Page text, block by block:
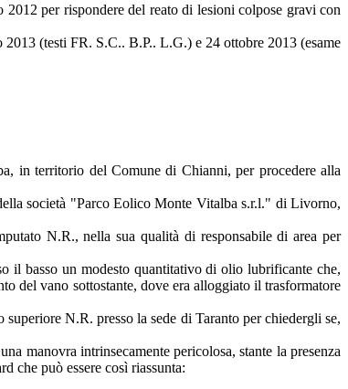
per rispondere del reato di lesioni colpose gravi con
(testi FR. S.C.. B.P.. L.G.) e 24 ottobre 2013 (esame
in territorio del Comune di Chianni, per procedere alla
società "Parco Eolico Monte Vitalba s.r.l." di Livorno,
N.R., nella sua qualità di responsabile di area per
il basso un modesto quantitativo di olio lubrificante che,
del vano sottostante, dove era alloggiato il trasformatore
N.R. presso la sede di Taranto per chiedergli se,
manovra intrinsecamente pericolosa, stante la presenza
che può essere così riassunta: